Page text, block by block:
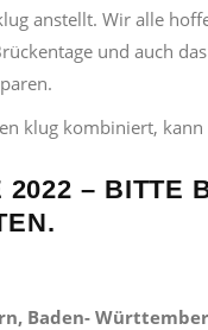
anstellt. Wir alle
und auch
klug kombiniert,
2022 – BITTE
Baden-